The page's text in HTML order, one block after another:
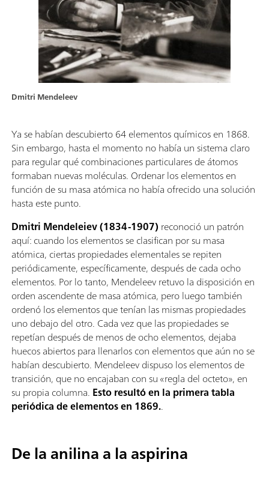
Dmitri Mendeleev
Ya se habían descubierto 64 elementos químicos en 1868.
Sin embargo, hasta el momento no había un sistema claro
para regular qué combinaciones particulares de átomos
formaban nuevas moléculas. Ordenar los elementos en
función de su masa atómica no había ofrecido una solución
hasta este punto.
Dmitri Mendeleiev (1834-1907) reconoció un patrón
aquí: cuando los elementos se clasifican por su masa
atómica, ciertas propiedades elementales se repiten
periódicamente, específicamente, después de cada ocho
elementos. Por lo tanto, Mendeleev retuvo la disposición en
orden ascendente de masa atómica, pero luego también
ordenó los elementos que tenían las mismas propiedades
uno debajo del otro. Cada vez que las propiedades se
repetían después de menos de ocho elementos, dejaba
huecos abiertos para llenarlos con elementos que aún no se
habían descubierto. Mendeleev dispuso los elementos de
transición, que no encajaban con su «regla del octeto», en
su propia columna. Esto resultó en la primera tabla
periódica de elementos en 1869..
De la anilina a la aspirina